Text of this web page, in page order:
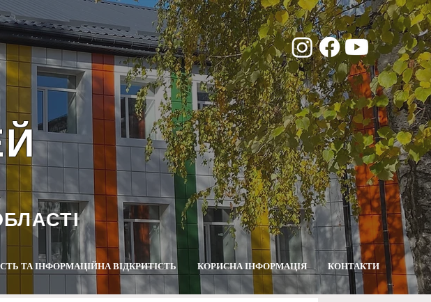
ТА ІНФОРМАЦІЙНА ВІДКРИТІСТЬ КОРИСНА ІНФОРМАЦІЯ КОНТАКТИ